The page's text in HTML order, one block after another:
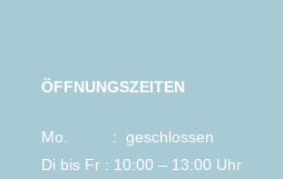
ÖFFNUNGSZEITEN
Mo. : geschlossen
Di bis Fr : 10:00 – 13:00 Uhr